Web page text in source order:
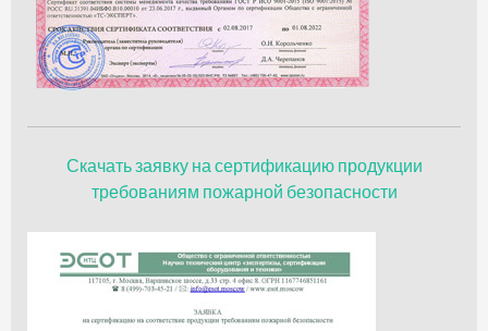
Скачать заявку на сертификацию продукции
требованиям пожарной безопасности